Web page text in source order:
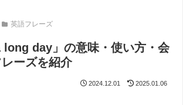
英語フレーズ
long day」の意味・使い方・会
ーズを紹介
2024.12.01 2025.01.06